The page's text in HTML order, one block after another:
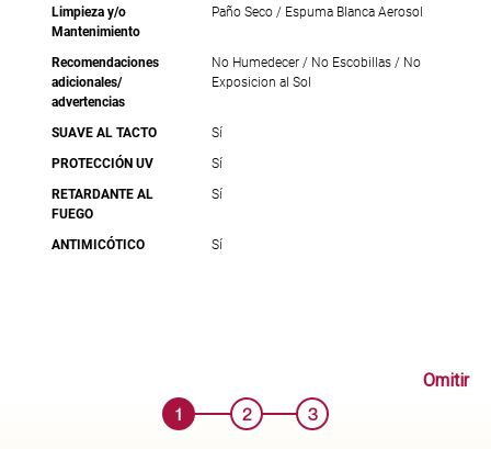
Limpieza y/o
Mantenimiento
Paño Seco / Espuma Blanca Aerosol
Recomendaciones
adicionales/
advertencias
No Humedecer / No Escobillas / No
Exposicion al Sol
SUAVE AL TACTO
Sí
PROTECCIÓN UV
Sí
RETARDANTE AL
FUEGO
Sí
ANTIMICÓTICO Sí